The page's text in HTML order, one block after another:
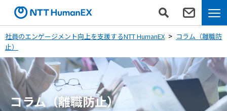
社員のエンゲージメント向上を支援するNTT HumanEX
コラム（離職防
止）
コラム（離職防止）